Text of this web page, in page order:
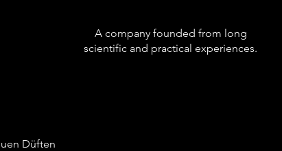
A company founded from long
scientific and practical experiences.
Düften